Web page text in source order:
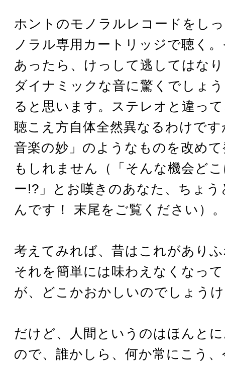
ホントのモノラルレコードをし
ノラル専用カートリッジで聴く
あったら、けっして逃してはな
ダイナミックな音に驚くでしょ
ると思います。ステレオと違っ
聴こえ方自体全然異なるわけで
音楽の妙」のようなものを改め
もしれません（「そんな機会ど
ー!?」とお嘆きのあなた、ちょ
んです！ 末尾をご覧ください）
考えてみれば、昔はこれがあり
それを簡単には味わえなくなっ
が、どこかおかしいのでしょう
だけど、人間というのはほんと
ので、誰かしら、何か常にこう